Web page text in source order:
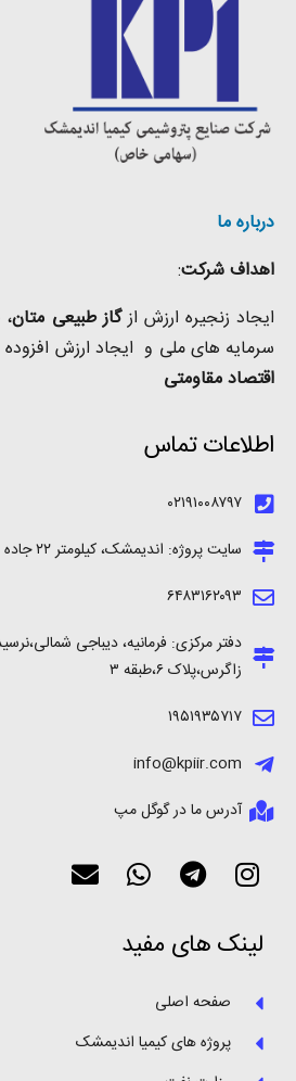
درباره ما
اهداف شرکت:
ایجاد زنجیره ارزش ازگاز طبیعی متان
سرمایه های ملی و ایجاد ارزش
اقتصاد مقاومتی
اطلاعات تماس
۰۲۱۹۱۰۰۸۷۹۷
سایت پروژه: اندیمشک، کیلومتر ۲۲ جاده سد کرخه
۶۴۸۳۱۶۲۰۹۳
دفتر مرکزی: فرمانیه، دیباجی
زاگرس،پلاک ۶،طبقه ۳
۱۹۵۱۹۳۵۷۱۷
info@kpiir.com
آدرس ما در گوگل مپ
لینک های مفید
صفحه اصلی
پروژه های کیمیا اندیمشک